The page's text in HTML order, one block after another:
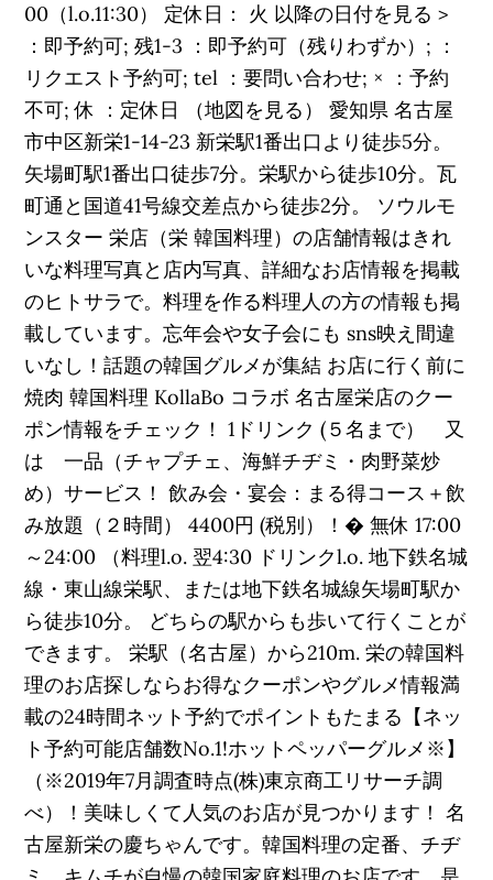
00（l.o.11:30） 定休日： 火 以降の日付を見る >
：即予約可; 残1-3 ：即予約可（残りわずか）; ：
リクエスト予約可; tel ：要問い合わせ; × ：予約
不可; 休 ：定休日 （地図を見る） 愛知県 名古屋
市中区新栄1-14-23 新栄駅1番出口より徒歩5分。
矢場町駅1番出口徒歩7分。栄駅から徒歩10分。瓦
町通と国道41号線交差点から徒歩2分。 ソウルモ
ンスター 栄店（栄 韓国料理）の店舗情報はきれ
いな料理写真と店内写真、詳細なお店情報を掲載
のヒトサラで。料理を作る料理人の方の情報も掲
載しています。忘年会や女子会にも sns映え間違
いなし！話題の韓国グルメが集結 お店に行く前に
焼肉 韓国料理 KollaBo コラボ 名古屋栄店のクー
ポン情報をチェック！ 1ドリンク (５名まで） 又
は 一品（チャプチェ、海鮮チヂミ・肉野菜炒
め）サービス！ 飲み会・宴会：まる得コース＋飲
み放題（２時間） 4400円 (税別）！� 無休 17:00
～24:00 （料理l.o. 翌4:30 ドリンクl.o. 地下鉄名城
線・東山線栄駅、または地下鉄名城線矢場町駅か
ら徒歩10分。 どちらの駅からも歩いて行くことが
できます。 栄駅（名古屋）から210m. 栄の韓国料
理のお店探しならお得なクーポンやグルメ情報満
載の24時間ネット予約でポイントもたまる【ネッ
ト予約可能店舗数No.1!ホットペッパーグルメ※】
（※2019年7月調査時点(株)東京商工リサーチ調
べ）！美味しくて人気のお店が見つかります！ 名
古屋新栄の慶ちゃんです。韓国料理の定番、チヂ